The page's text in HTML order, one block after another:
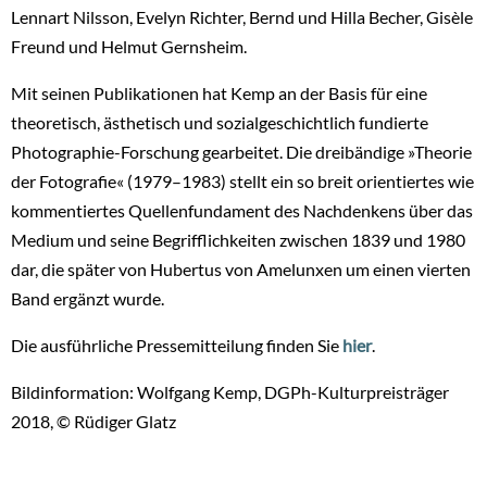
Lennart Nilsson, Evelyn Richter, Bernd und Hilla Becher, Gisèle
Freund und Helmut Gernsheim.
Mit seinen Publikationen hat Kemp an der Basis für eine
theoretisch, ästhetisch und sozialgeschichtlich fundierte
Photographie-Forschung gearbeitet. Die dreibändige »Theorie
der Fotografie« (1979–1983) stellt ein so breit orientiertes wie
kommentiertes Quellenfundament des Nachdenkens über das
Medium und seine Begrifflichkeiten zwischen 1839 und 1980
dar, die später von Hubertus von Amelunxen um einen vierten
Band ergänzt wurde.
Die ausführliche Pressemitteilung finden Sie hier.
Bildinformation: Wolfgang Kemp, DGPh-Kulturpreisträger
2018, © Rüdiger Glatz